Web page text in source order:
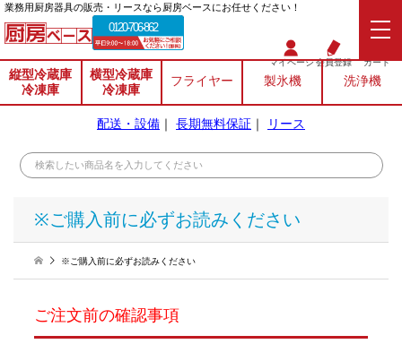
業務⽤厨房器具の販売・リースなら厨房ベースにお任せください！
0120-706-862
マイページ会員登録 カート
縦型冷蔵庫
冷凍庫
横型冷蔵庫
冷凍庫
フライヤー 製氷機 洗浄機
配送・設備 ｜ 長期無料保証 ｜ リース
※ご購入前に必ずお読みください
※ご購入前に必ずお読みください
ご注文前の確認事項